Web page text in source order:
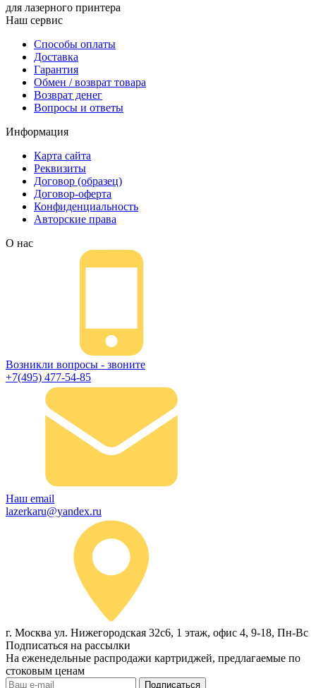
для лазерного принтера
Наш сервис
Способы оплаты
Доставка
Гарантия
Обмен / возврат товара
Возврат денег
Вопросы и ответы
Информация
Карта сайта
Реквизиты
Договор (образец)
Договор-оферта
Конфиденциальность
Авторские права
О нас
Возникли вопросы - звоните
+7(495) 477-54-85
Наш email
lazerkaru@yandex.ru
г. Москва ул. Нижегородская 32с6, 1 этаж, офис 4, 9-18, Пн-Вс
Подписаться на рассылки
На еженедельные распродажи картриджей, предлагаемые по
стоковым ценам
Подписаться